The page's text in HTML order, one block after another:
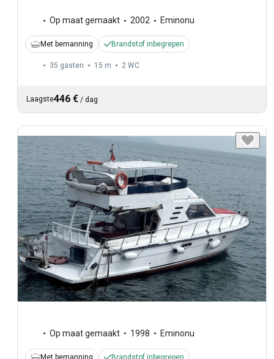
Op maat gemaakt 2002 Eminonu
Met bemanning Brandstof inbegrepen
35 gasten 15 m 2 WC
Laagste446 € / dag
Op maat gemaakt 1998 Eminonu
Met bemanning Brandstof inbegrepen